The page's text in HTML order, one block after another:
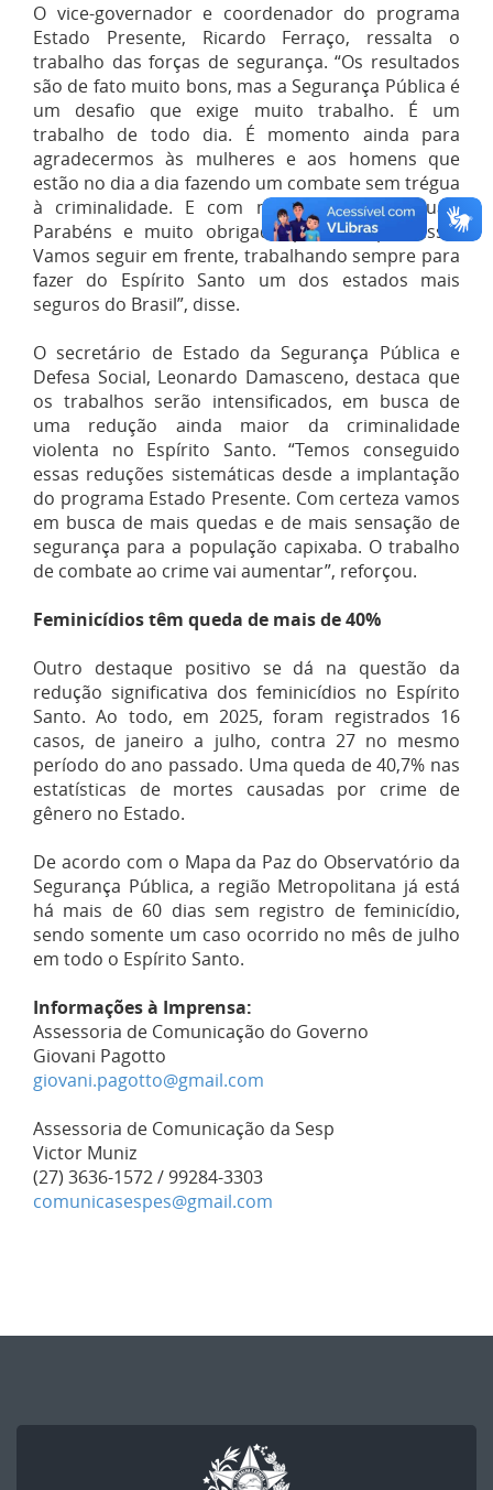
O vice-governador e coordenador do programa
Estado Presente, Ricardo Ferraço, ressalta o
trabalho das forças de segurança. “Os resultados
são de fato muito bons, mas a Segurança Pública é
um desafio que exige muito trabalho. É um
trabalho de todo dia. É momento ainda para
agradecermos às mulheres e aos homens que
estão no dia a dia fazendo um combate sem trégua
à criminalidade. E com mais efetivo nas ruas.
Parabéns e muito obrigado pelo compromisso.
Vamos seguir em frente, trabalhando sempre para
fazer do Espírito Santo um dos estados mais
seguros do Brasil”, disse.
O secretário de Estado da Segurança Pública e
Defesa Social, Leonardo Damasceno, destaca que
os trabalhos serão intensificados, em busca de
uma redução ainda maior da criminalidade
violenta no Espírito Santo. “Temos conseguido
essas reduções sistemáticas desde a implantação
do programa Estado Presente. Com certeza vamos
em busca de mais quedas e de mais sensação de
segurança para a população capixaba. O trabalho
de combate ao crime vai aumentar”, reforçou.
Feminicídios têm queda de mais de 40%
Outro destaque positivo se dá na questão da
redução significativa dos feminicídios no Espírito
Santo. Ao todo, em 2025, foram registrados 16
casos, de janeiro a julho, contra 27 no mesmo
período do ano passado. Uma queda de 40,7% nas
estatísticas de mortes causadas por crime de
gênero no Estado.
De acordo com o Mapa da Paz do Observatório da
Segurança Pública, a região Metropolitana já está
há mais de 60 dias sem registro de feminicídio,
sendo somente um caso ocorrido no mês de julho
em todo o Espírito Santo.
Informações à Imprensa:
Assessoria de Comunicação do Governo
Giovani Pagotto
giovani.pagotto@gmail.com
Assessoria de Comunicação da Sesp
Victor Muniz
(27) 3636-1572 / 99284-3303
comunicasespes@gmail.com